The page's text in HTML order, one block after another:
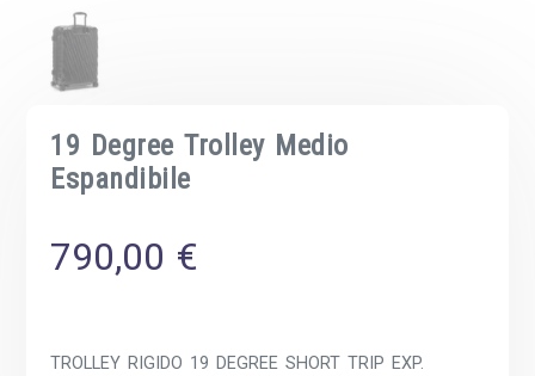
19 Degree Trolley Medio
Espandibile
790,00 €
TROLLEY RIGIDO 19 DEGREE SHORT TRIP EXP.